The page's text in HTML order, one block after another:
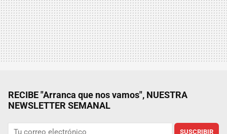
RECIBE "Arranca que nos vamos", NUESTRA
NEWSLETTER SEMANAL
SUSCRIBIR